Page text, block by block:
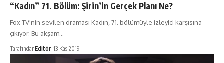
“Kadın” 71. Bölüm: Şirin’in Gerçek Planı Ne?
Fox TV'nin sevilen draması Kadın, 71. bölümüyle izleyici karşısına
çıkıyor. Bu akşam…
TarafındanEditör 13 Kas 2019